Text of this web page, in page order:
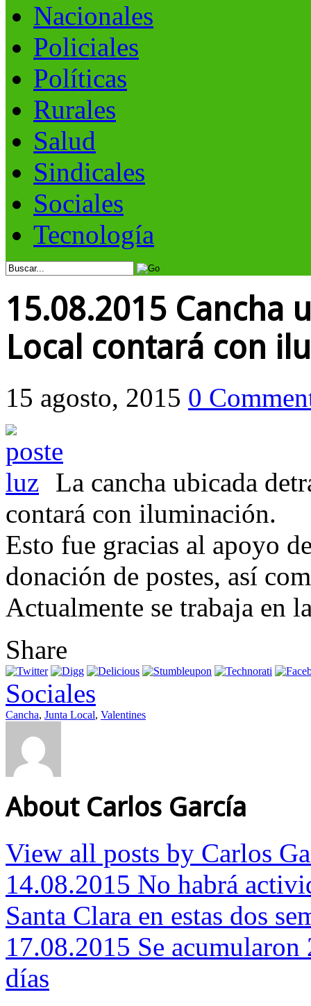
Nacionales
Policiales
Políticas
Rurales
Salud
Sindicales
Sociales
Tecnología
15.08.2015 Cancha
Local contará con
15 agosto, 2015 0
La cancha ubicada
contará con iluminación.
Esto fue gracias al apoyo
donación de postes, así
Actualmente se trabaja en
Share
Sociales
Cancha, Junta Local, Valentines
About Carlos García
View all posts by Carlos
14.08.2015 No habrá
Santa Clara en estas dos
17.08.2015 Se
días